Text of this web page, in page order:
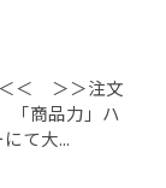
＜＜ ＞＞注文
「商品力」ハ
て大...